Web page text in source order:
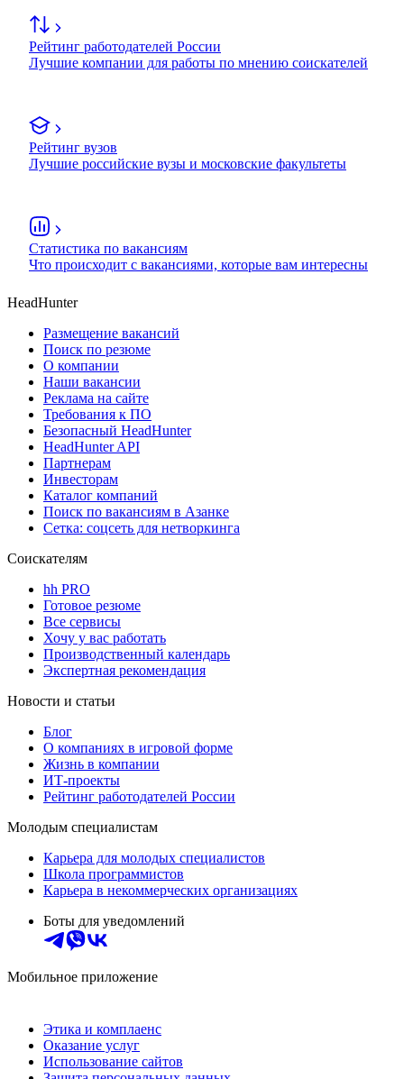
Рейтинг работодателей России
Лучшие компании для работы по мнению соискателей
Рейтинг вузов
Лучшие российские вузы и московские факультеты
Статистика по вакансиям
Что происходит с вакансиями, которые вам интересны
HeadHunter
Размещение вакансий
Поиск по резюме
О компании
Наши вакансии
Реклама на сайте
Требования к ПО
Безопасный HeadHunter
HeadHunter API
Партнерам
Инвесторам
Каталог компаний
Поиск по вакансиям в Азанке
Сетка: соцсеть для нетворкинга
Соискателям
hh PRO
Готовое резюме
Все сервисы
Хочу у вас работать
Производственный календарь
Экспертная рекомендация
Новости и статьи
Блог
О компаниях в игровой форме
Жизнь в компании
ИТ-проекты
Рейтинг работодателей России
Молодым специалистам
Карьера для молодых специалистов
Школа программистов
Карьера в некоммерческих организациях
Боты для уведомлений
Мобильное приложение
Этика и комплаенс
Оказание услуг
Использование сайтов